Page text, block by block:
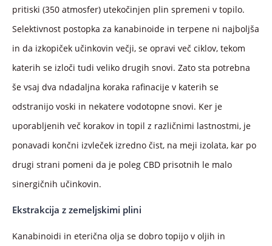
pritiski (350 atmosfer) utekočinjen plin spremeni v topilo.
Selektivnost postopka za kanabinoide in terpene ni najboljša
in da izkopiček učinkovin večji, se opravi več ciklov, tekom
katerih se izloči tudi veliko drugih snovi. Zato sta potrebna
še vsaj dva ndadaljna koraka rafinacije v katerih se
odstranijo voski in nekatere vodotopne snovi. Ker je
uporabljenih več korakov in topil z različnimi lastnostmi, je
ponavadi končni izvleček izredno čist, na meji izolata, kar po
drugi strani pomeni da je poleg CBD prisotnih le malo
sinergičnih učinkovin.
Ekstrakcija z zemeljskimi plini
Kanabinoidi in eterična olja se dobro topijo v oljih in